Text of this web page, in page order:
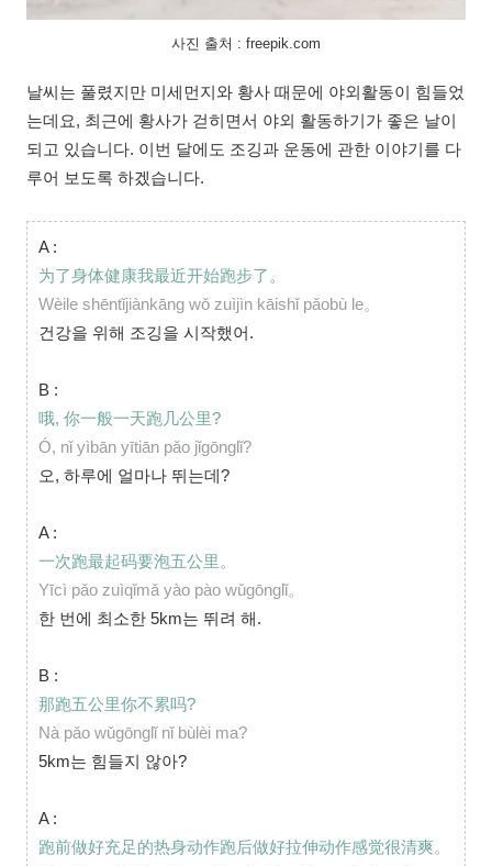
사진 출처 : freepik.com
날씨는 풀렸지만 미세먼지와 황사 때문에 야외활동이 힘들었
는데요, 최근에 황사가 걷히면서 야외 활동하기가 좋은 날이
되고 있습니다. 이번 달에도 조깅과 운동에 관한 이야기를 다
루어 보도록 하겠습니다.
A :
为了身体健康我最近开始跑步了。
Wèile shēntǐjiànkāng wǒ zuìjìn kāishǐ pǎobù le。
건강을 위해 조깅을 시작했어.
B :
哦, 你一般一天跑几公里?
Ó, nǐ yìbān yītiān pǎo jǐgōnglǐ?
오, 하루에 얼마나 뛰는데?
A :
一次跑最起码要泡五公里。
Yīcì pǎo zuìqǐmǎ yào pào wǔgōnglǐ。
한 번에 최소한 5km는 뛰려 해.
B :
那跑五公里你不累吗?
Nà pǎo wǔgōnglǐ nǐ bùlèi ma?
5km는 힘들지 않아?
A :
跑前做好充足的热身动作跑后做好拉伸动作感觉很清爽。